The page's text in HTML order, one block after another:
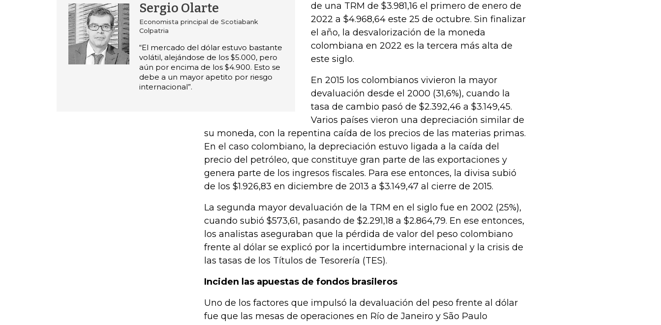
Sergio Olarte
Economista principal de Scotiabank
Colpatria
“El mercado del dólar estuvo bastante
volátil, alejándose de los $5.000, pero
aún por encima de los $4.900. Esto se
debe a un mayor apetito por riesgo
internacional”.
de una TRM de $3.981,16 el primero de enero de
2022 a $4.968,64 este 25 de octubre. Sin finalizar
el año, la desvalorización de la moneda
colombiana en 2022 es la tercera más alta de
este siglo.
En 2015 los colombianos vivieron la mayor
devaluación desde el 2000 (31,6%), cuando la
tasa de cambio pasó de $2.392,46 a $3.149,45.
Varios países vieron una depreciación similar de
su moneda, con la repentina caída de los precios de las materias primas.
En el caso colombiano, la depreciación estuvo ligada a la caída del
precio del petróleo, que constituye gran parte de las exportaciones y
genera parte de los ingresos fiscales. Para ese entonces, la divisa subió
de los $1.926,83 en diciembre de 2013 a $3.149,47 al cierre de 2015.
La segunda mayor devaluación de la TRM en el siglo fue en 2002 (25%),
cuando subió $573,61, pasando de $2.291,18 a $2.864,79. En ese entonces,
los analistas aseguraban que la pérdida de valor del peso colombiano
frente al dólar se explicó por la incertidumbre internacional y la crisis de
las tasas de los Títulos de Tesorería (TES).
Inciden las apuestas de fondos brasileros
Uno de los factores que impulsó la devaluación del peso frente al dólar
fue que las mesas de operaciones en Río de Janeiro y São Paulo